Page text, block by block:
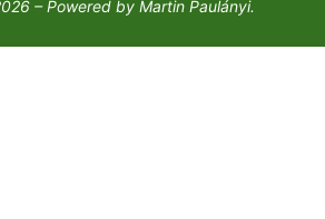
– Powered by Martin Paulányi.